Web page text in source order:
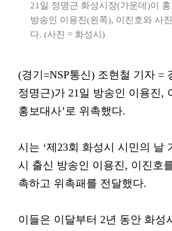
21일 정명근 화성시장(가운데)이
방송인 이용진(왼쪽), 이진호와 사
다. (사진 = 화성시)
(경기=NSP통신) 조현철 기자 =
정명근)가 21일 방송인 이용진,
홍보대사’로 위촉했다.
시는 ‘제23회 화성시 시민의 날
시 출신 방송인 이용진, 이진호
촉하고 위촉패를 전달했다.
이들은 이달부터 2년 동안 화성